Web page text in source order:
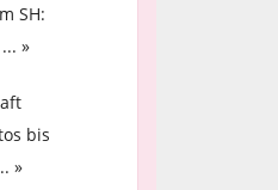
SH:
»
bis
»